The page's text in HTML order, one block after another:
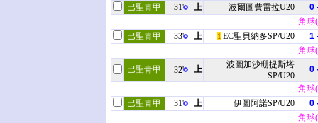
巴聖青甲
31' 上 波爾圖費雷拉U20
0
角球
巴聖青甲
33' 上 1 EC聖貝納多SP/U20
1
角球
巴聖青甲
32' 上
波圖加沙珊提斯塔
SP/U20
0
角球
巴聖青甲
31' 上 伊圖阿諾SP/U20
0
角球